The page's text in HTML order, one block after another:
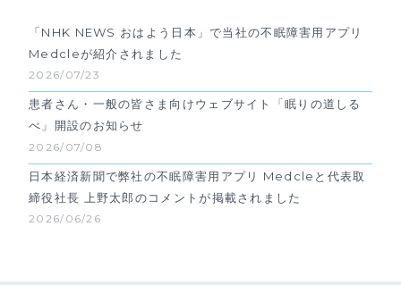
2026/07/23
「NHK NEWS おはよう日本」で当社の不眠障害用アプリ
Medcleが紹介されました
2026/07/08
患者さん・一般の皆さま向けウェブサイト「眠りの道しる
べ」開設のお知らせ
2026/06/26
日本経済新聞で弊社の不眠障害用アプリ Medcleと代表取
締役社長 上野太郎のコメントが掲載されました